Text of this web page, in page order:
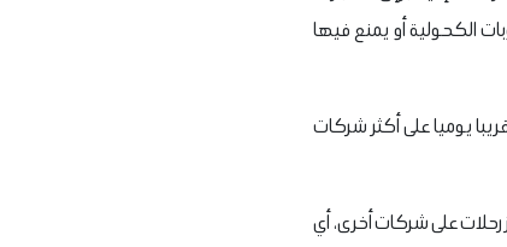
الكحولية أو يمنع فيها
يوميا على أكثر شركات
على شركات أخرى، أي